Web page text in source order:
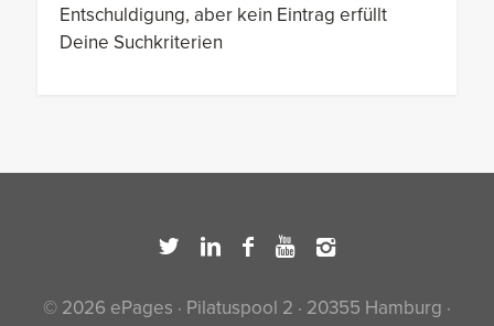
Entschuldigung, aber kein Eintrag erfüllt
Deine Suchkriterien
© 2026 ePages · Pilatuspool 2 · 20355 Hamburg ·